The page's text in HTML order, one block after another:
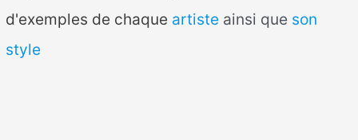
d'exemples de chaque artiste ainsi que son
style